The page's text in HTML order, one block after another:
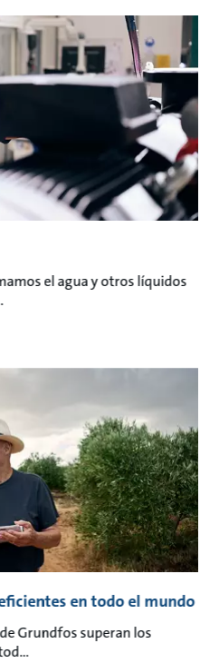
el agua y otros líquidos
en todo el mundo
Grundfos superan los